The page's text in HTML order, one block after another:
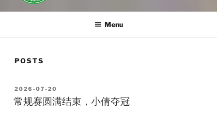
Menu
POSTS
POSTED
ON
2026-07-20
常规赛圆满结束，小倩夺冠